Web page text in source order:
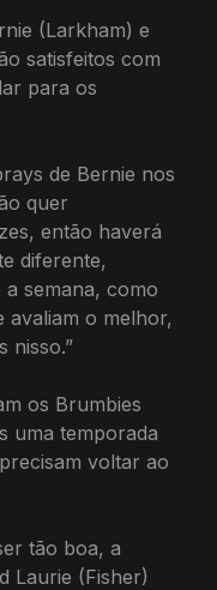
(Larkham) e
satisfeitos com
para os
de Bernie nos
quer
então haverá
diferente,
a semana, como
avaliam o melhor,
nisso.”
os Brumbies
uma temporada
voltar ao
tão boa, a
Laurie (Fisher)